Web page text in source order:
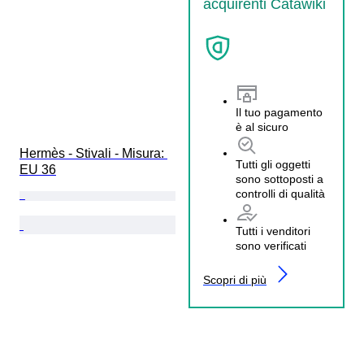
Hermès - Stivali - Misura:
EU 36
acquirenti Catawiki
Il tuo pagamento
è al sicuro
Tutti gli oggetti
sono sottoposti a
controlli di qualità
Tutti i venditori
sono verificati
Scopri di più